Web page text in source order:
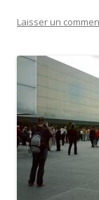
Laisser un